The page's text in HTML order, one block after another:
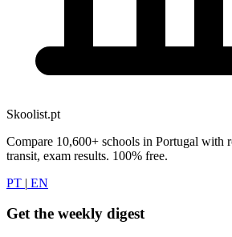
Skoolist.pt
Compare 10,600+ schools in Portugal with
transit, exam results. 100% free.
PT | EN
Get the weekly digest